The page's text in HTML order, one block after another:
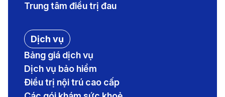
Trung tâm điều trị đau
Dịch vụ
Bảng giá dịch vụ
Dịch vụ bảo hiểm
Điều trị nội trú cao cấp